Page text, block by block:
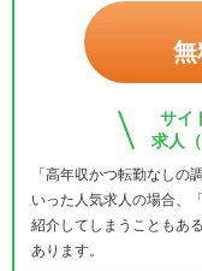
無
サイ
求人
「高年収かつ転勤なしの
いった人気求人の場合、
紹介してしまうこともあ
あります。